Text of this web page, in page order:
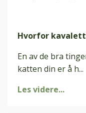
Hvorfor
En av de bra
katten din er å h...
Les videre...